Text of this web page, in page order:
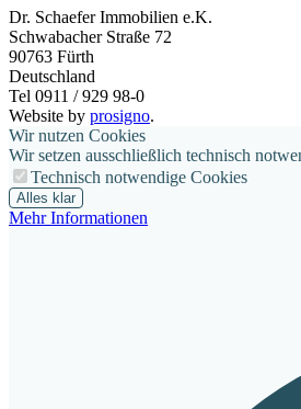
Dr. Schaefer Immobilien e.K.
Schwabacher Straße 72
90763 Fürth
Deutschland
Tel 0911 / 929 98-0
Website by prosigno.
Wir nutzen Cookies
Wir setzen ausschließlich technisch
Technisch notwendige Cookies
Alles klar
Mehr Informationen